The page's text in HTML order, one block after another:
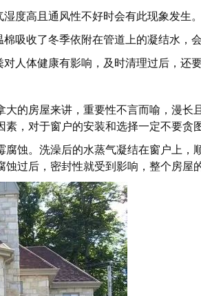
度高且通风性不好时会有此现象发生。
吸收了冬季依附在管道上的凝结水，
人体健康有影响，及时清理过后，还
的房屋来讲，重要性不言而喻，漫
，对于窗户的安装和选择一定不要贪
蚀。洗澡后的水蒸气凝结在窗户上
过后，密封性就受到影响，整个房屋